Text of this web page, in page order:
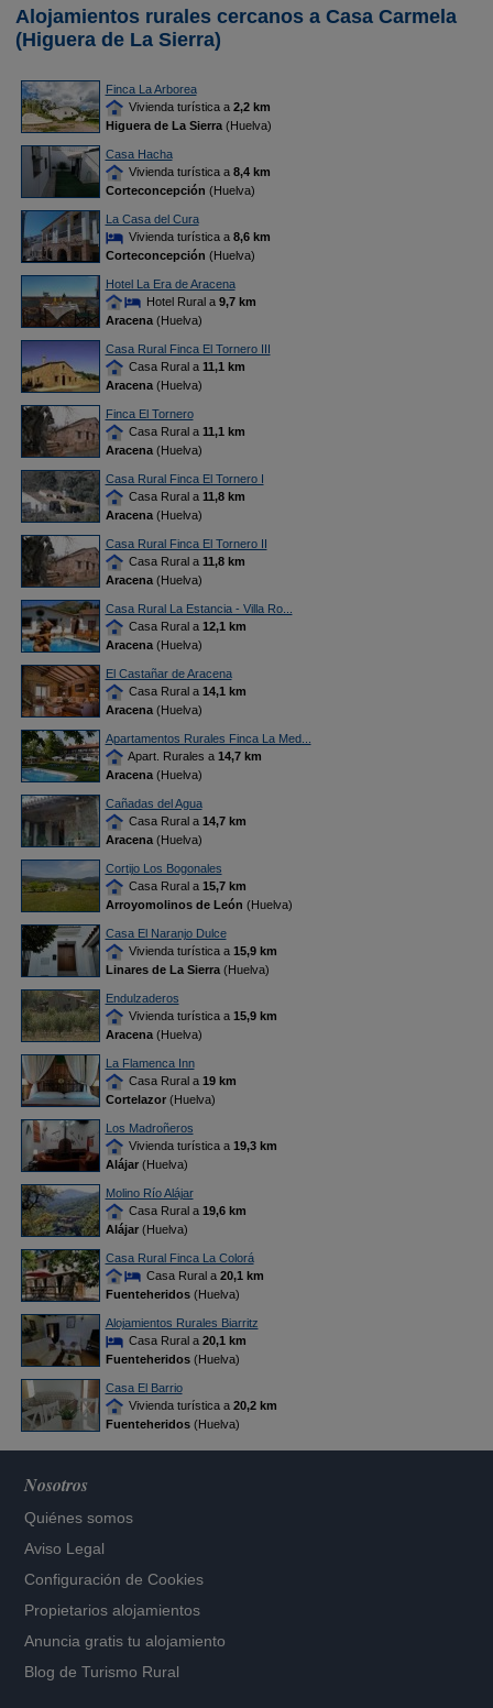
Alojamientos rurales cercanos a Casa Carmela
(Higuera de La Sierra)
Finca La Arborea
Vivienda turística a 2,2 km
Higuera de La Sierra(Huelva)
Casa Hacha
Vivienda turística a 8,4 km
Corteconcepción (Huelva)
La Casa del Cura
Vivienda turística a 8,6 km
Corteconcepción (Huelva)
Hotel La Era de Aracena
Hotel Rural a 9,7 km
Aracena(Huelva)
Casa Rural Finca El Tornero III
Casa Rural a 11,1 km
Aracena(Huelva)
Finca El Tornero
Casa Rural a 11,1 km
Aracena(Huelva)
Casa Rural Finca El Tornero I
Casa Rural a 11,8 km
Aracena(Huelva)
Casa Rural Finca El Tornero II
Casa Rural a 11,8 km
Aracena(Huelva)
Casa Rural La Estancia - Villa Ro...
Casa Rural a 12,1 km
Aracena(Huelva)
El Castañar de Aracena
Casa Rural a 14,1 km
Aracena(Huelva)
Apartamentos Rurales Finca La Med...
Apart. Rurales a 14,7 km
Aracena(Huelva)
Cañadas del Agua
Casa Rural a 14,7 km
Aracena(Huelva)
Cortijo Los Bogonales
Casa Rural a 15,7 km
Arroyomolinos de León (Huelva)
Casa El Naranjo Dulce
Vivienda turística a 15,9 km
Linares de La Sierra(Huelva)
Endulzaderos
Vivienda turística a 15,9 km
Aracena(Huelva)
La Flamenca Inn
Casa Rural a 19 km
Cortelazor(Huelva)
Los Madroñeros
Vivienda turística a 19,3 km
Alájar(Huelva)
Molino Río Alájar
Casa Rural a 19,6 km
Alájar(Huelva)
Casa Rural Finca La Colorá
Casa Rural a 20,1 km
Fuenteheridos(Huelva)
Alojamientos Rurales Biarritz
Casa Rural a 20,1 km
Fuenteheridos(Huelva)
Casa El Barrio
Vivienda turística a 20,2 km
Fuenteheridos(Huelva)
Nosotros
Quiénes somos
Aviso Legal
Configuración de Cookies
Propietarios alojamientos
Anuncia gratis tu alojamiento
Blog de Turismo Rural